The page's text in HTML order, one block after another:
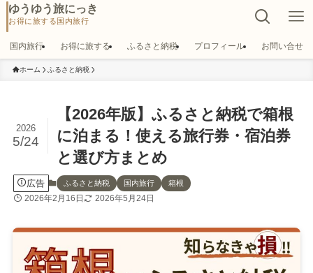
ゆうゆう旅にっき
国内旅行 お得に旅する ふるさと納税 プロフィール お問い合せ
ホーム ふるさと納税
【2026年版】ふるさと納税で箱根
に泊まる！使える旅行券・宿泊券
と選び方まとめ
2026
5/24
広告 ふるさと納税 国内旅行 箱根
2026年2月16日 2026年5月24日